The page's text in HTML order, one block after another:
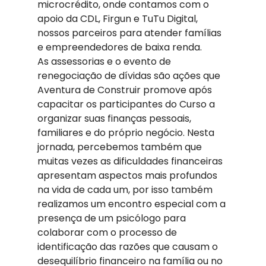
microcrédito, onde contamos com o
apoio da CDL, Firgun e TuTu Digital,
nossos parceiros para atender famílias
e empreendedores de baixa renda.
As assessorias e o evento de
renegociação de dívidas são ações que
Aventura de Construir promove após
capacitar os participantes do Curso a
organizar suas finanças pessoais,
familiares e do próprio negócio. Nesta
jornada, percebemos também que
muitas vezes as dificuldades financeiras
apresentam aspectos mais profundos
na vida de cada um, por isso também
realizamos um encontro especial com a
presença de um psicólogo para
colaborar com o processo de
identificação das razões que causam o
desequilíbrio financeiro na família ou no